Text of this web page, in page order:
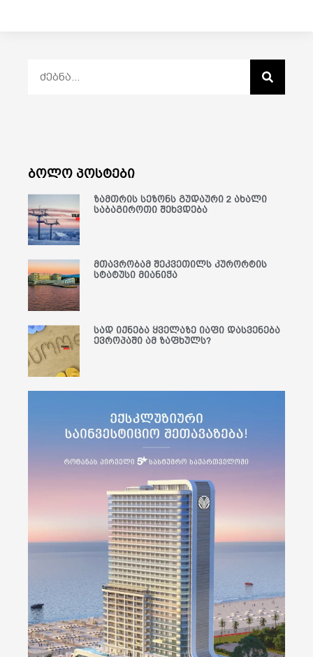
ბოლო პოსტები
ზამთრის სეზონს გუდაური 2 ახალი
საბაგიროთი შეხვდება
მთავრობამ შეკვეთილს კურორტის
სტატუსი მიანიჭა
სად იქნება ყველაზე იაფი დასვენება
ევროპაში ამ ზაფხულს?